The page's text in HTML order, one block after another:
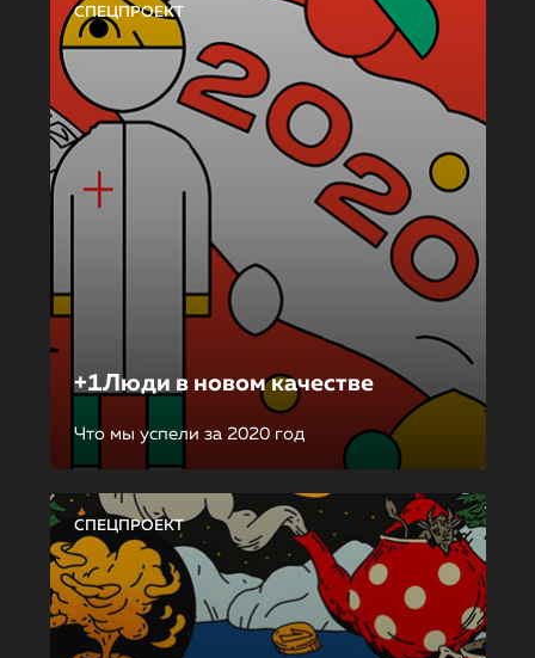
СПЕЦПРОЕКТ
+1Люди в новом качестве
Что мы успели за 2020 год
СПЕЦПРОЕКТ